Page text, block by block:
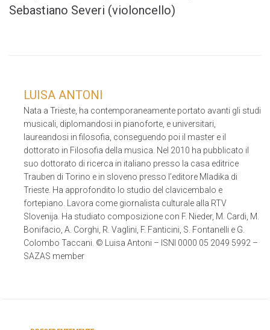
Sebastiano Severi (violoncello)
LUISA ANTONI
Nata a Trieste, ha contemporaneamente portato avanti gli studi
musicali, diplomandosi in pianoforte, e universitari,
laureandosi in filosofia, conseguendo poi il master e il
dottorato in Filosofia della musica. Nel 2010 ha pubblicato il
suo dottorato di ricerca in italiano presso la casa editrice
Trauben di Torino e in sloveno presso l’editore Mladika di
Trieste. Ha approfondito lo studio del clavicembalo e
fortepiano. Lavora come giornalista culturale alla RTV
Slovenija. Ha studiato composizione con F. Nieder, M. Cardi, M.
Bonifacio, A. Corghi, R. Vaglini, F. Fanticini, S. Fontanelli e G.
Colombo Taccani. © Luisa Antoni – ISNI 0000 05 2049 5992 –
SAZAS member